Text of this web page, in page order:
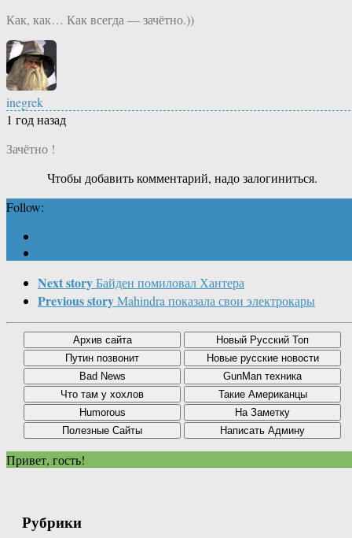
Как, как… Как всегда — зачётно.))
inegrek
1 год назад
Зачётно !
Чтобы добавить комментарий, надо залогиниться.
Follow:
Next storyБайден помиловал Хантера
Previous storyMahindra показала свои электрокары
Привет, гость!
Рубрики